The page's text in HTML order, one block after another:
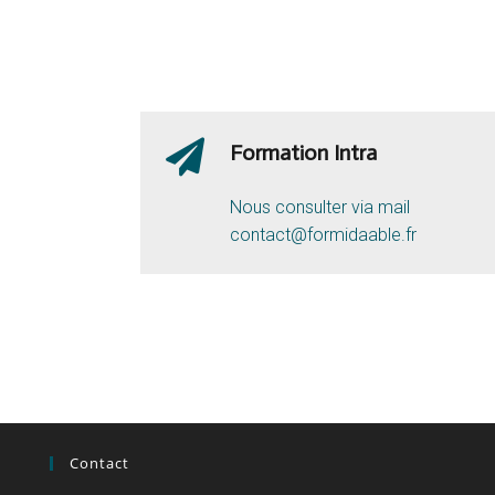
Formation Intra
Nous consulter via mail
contact@formidaable.fr
Contact